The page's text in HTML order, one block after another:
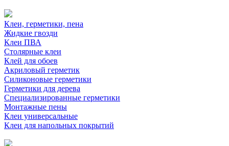
Клеи, герметики, пена
Жидкие гвозди
Клеи ПВА
Столярные клеи
Клей для обоев
Акриловый герметик
Силиконовые герметики
Герметики для дерева
Специализированные герметики
Монтажные пены
Клеи универсальные
Клеи для напольных покрытий